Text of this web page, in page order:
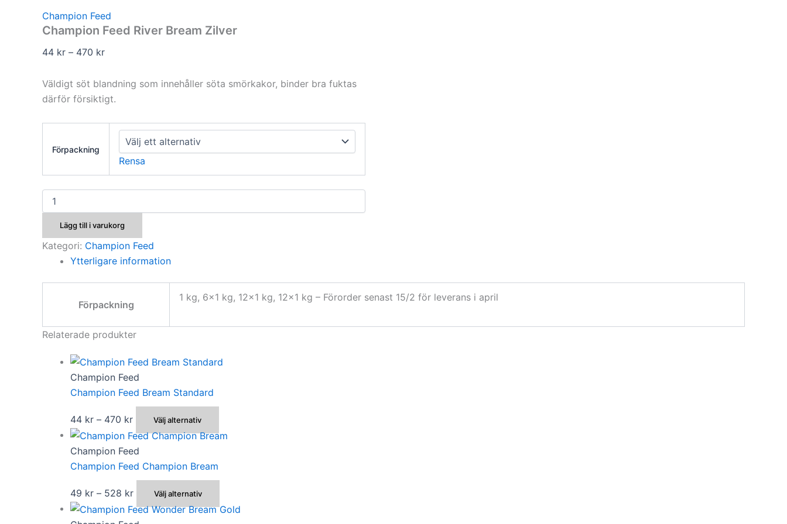
Champion Feed
Champion Feed River Bream Zilver
44 kr – 470 krPrisintervall:
till
470 kr
Väldigt söt blandning som innehåller söta smörkakor, binder bra fuktas
därför försiktigt.
Förpackning
Rensa
Champion
Feed
Bream
Zilver
mängd
Lägg till i varukorg
Kategori: Champion Feed
Ytterligare information
Förpackning
1 kg, 6×1 kg, 12×1 kg, 12×1 kg – Förorder senast 15/2 för leverans i april
Relaterade produkter
Champion Feed
Champion Feed Bream Standard
44 kr – 470 krPrisintervall:
44 kr
till
470 kr
Välj alternativ
här
flera
De
Champion Feed
Champion Feed Champion Bream
49 kr – 528 krPrisintervall:
49 kr
Välj alternativ
här